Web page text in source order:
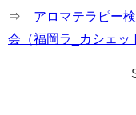
⇒ アロマテラピー
会（福岡ラ_カシェッ